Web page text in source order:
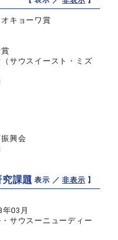
キョーワ賞
サウスイースト・ミズ
興会
課題【 表示 ／非表示 】
03月
サウスーニューディー